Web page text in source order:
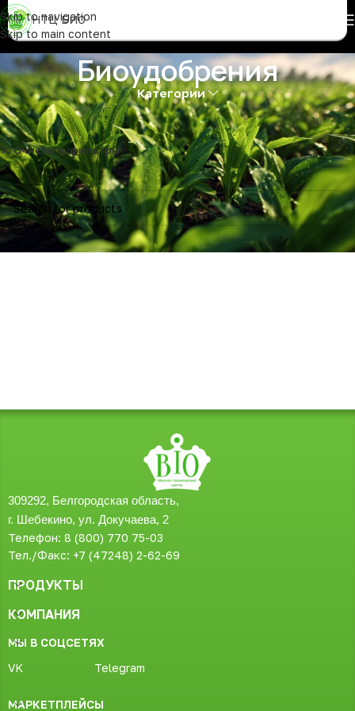
Skip to navigation
Skip to main content
НТЦ БИО
Биоудобрения
Категории
Очистить фильтры Консерванты
Товаров, соответствующих вашему запросу, не обнаружено.
309292, Белгородская область,
г. Шебекино, ул. Докучаева, 2
Телефон: 8 (800) 770 75-03
Тел./Факс: +7 (47248) 2-62-69
ПРОДУКТЫ
КОМПАНИЯ
МЫ В СОЦСЕТЯХ
VK
Telegram
МАРКЕТПЛЕЙСЫ